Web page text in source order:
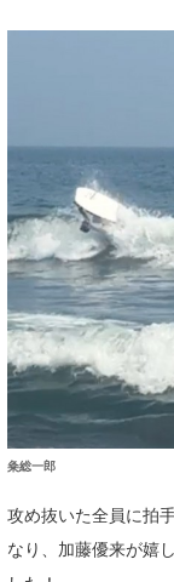
粂総一郎
攻め抜いた全員に拍
なり、加藤優来が嬉